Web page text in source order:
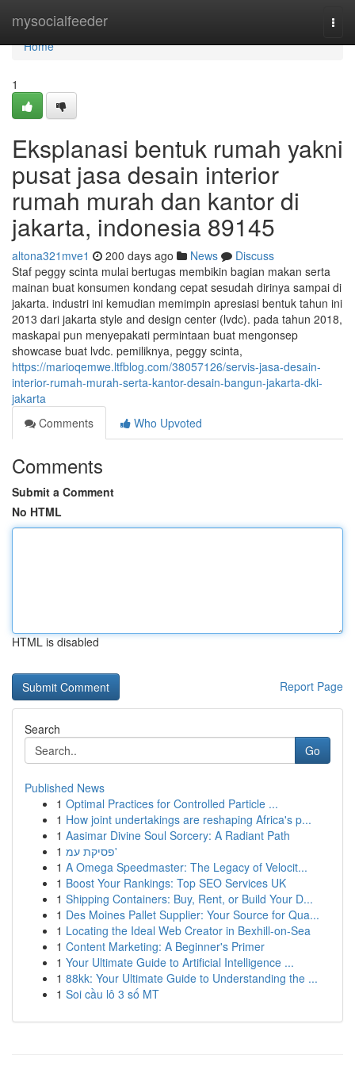
mysocialfeeder
Home
Home
1
Eksplanasi bentuk rumah yakni
pusat jasa desain interior
rumah murah dan kantor di
jakarta, indonesia 89145
altona321mve1 200 days ago News
Discuss
Staf peggy scinta mulai bertugas membikin bagian makan serta
mainan buat konsumen kondang cepat sesudah dirinya sampai di
jakarta. industri ini kemudian memimpin apresiasi bentuk tahun ini
2013 dari jakarta style and design center (lvdc). pada tahun 2018,
maskapai pun menyepakati permintaan buat mengonsep
showcase buat lvdc. pemiliknya, peggy scinta,
https://marioqemwe.ltfblog.com/38057126/servis-jasa-desain-
interior-rumah-murah-serta-kantor-desain-bangun-jakarta-dki-
jakarta
Comments
Who Upvoted
Comments
Submit a Comment
No HTML
HTML is disabled
Report Page
Search
Go
Published News
1 Optimal Practices for Controlled Particle ...
1 How joint undertakings are reshaping Africa's p...
1 Aasimar Divine Soul Sorcery: A Radiant Path
1
פסיקת עמ'
1 A Omega Speedmaster: The Legacy of Velocit...
1 Boost Your Rankings: Top SEO Services UK
1 Shipping Containers: Buy, Rent, or Build Your D...
1 Des Moines Pallet Supplier: Your Source for Qua...
1 Locating the Ideal Web Creator in Bexhill-on-Sea
1 Content Marketing: A Beginner's Primer
1 Your Ultimate Guide to Artificial Intelligence ...
1 88kk: Your Ultimate Guide to Understanding the ...
1 Soi cầu lô 3 số MT